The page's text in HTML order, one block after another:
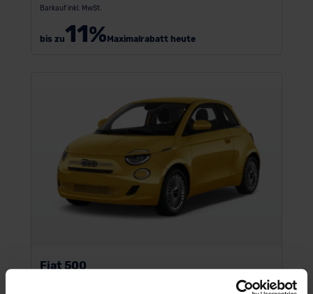
Barkauf inkl. MwSt.
bis zu11%Maximalrabatt heute
Fiat 500